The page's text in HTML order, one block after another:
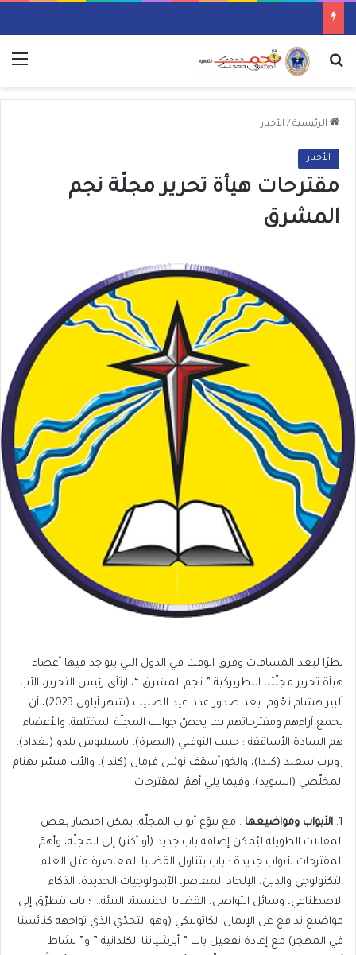
بحث عن
الرئيسية / الأخبار
الأخبار
مقترحات هيأة تحرير مجلّة نجم
المشرق
نظرًا لبعد المسافات وفرق الوقت في الدول التي يتواجد فيها أعضاء
هيأة تحرير مجلّتنا البطريركية ” نجم المشرق “، ارتأى رئيس التحرير، الأب
ألبير هشام نعّوم، بعد صدور عدد عيد الصليب (شهر أيلول 2023)، أن
يجمع آراءهم ومقترحاتهم بما يخصّ جوانب المجلّة المختلفة. والأعضاء
هم السادة الأساقفة : حبيب النوفلي (البصرة)، باسيليوس يلدو (بغداد)،
روبرت سعيد (كندا)، والخورأسقف نوئيل فرمان (كندا)، والأب ميسّر بهنام
المخلّصي (السويد). وفيما يلي أهمّ المقترحات :
1. الأبواب ومواضيعها : مع تنوّع أبواب المجلّة، يمكن اختصار بعض
المقالات الطويلة ليُمكن إضافة باب جديد (أو أكثر) إلى المجلّة، وأهمّ
المقترحات لأبواب جديدة : باب يتناول القضايا المعاصرة مثل العلم
التكنولوجي والدين، الإلحاد المعاصر، الآيدولوجيات الجديدة، الذكاء
الاصطناعي، وسائل التواصل، القضايا الجنسية، البيئة… ؛ باب يتطرّق إلى
مواضيع تدافع عن الإيمان الكاثوليكي (وهو التحدّي الذي تواجهه كنائسنا
في المهجر) مع إعادة تفعيل باب ” أبرشياتنا الكلدانية ” و” نشاط